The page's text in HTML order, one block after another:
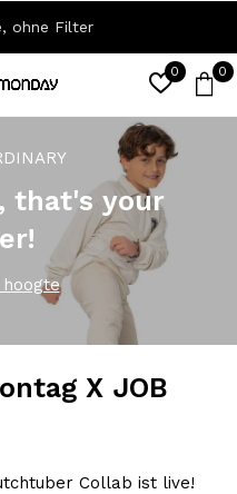
0 0
92 bis 164
that's your
X JOB
Collab ist live!